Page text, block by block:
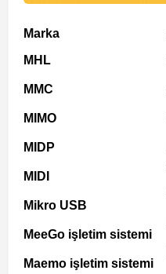
Marka
MHL
MMC
MIMO
MIDP
MIDI
Mikro USB
MeeGo işletim sistemi
Maemo işletim sistemi